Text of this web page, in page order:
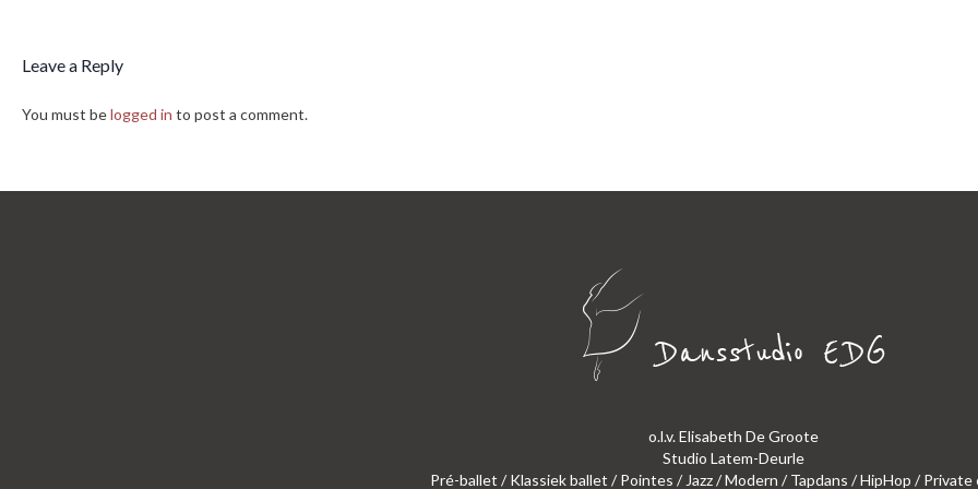
Leave a Reply
You must belogged in to post a comment.
o.l.v. Elisabeth De Groote
Studio Latem-Deurle
Pré-ballet / Klassiek ballet / Pointes / Jazz / Modern / Tapdans / HipHop / Private